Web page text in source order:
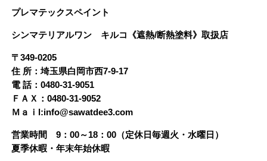
プレマテックスペイント
シンマテリアルワン キルコ《遮熱/断熱塗料》 取扱店
〒349-0205
住 所：埼玉県白岡市西7-9-17
電 話：0480-31-9051
ＦＡＸ：0480-31-9052
Ｍａｉl:info@sawatdee3.com
営業時間 9：00～18：00（定休日毎週火・水曜日）
夏季休暇・年末年始休暇